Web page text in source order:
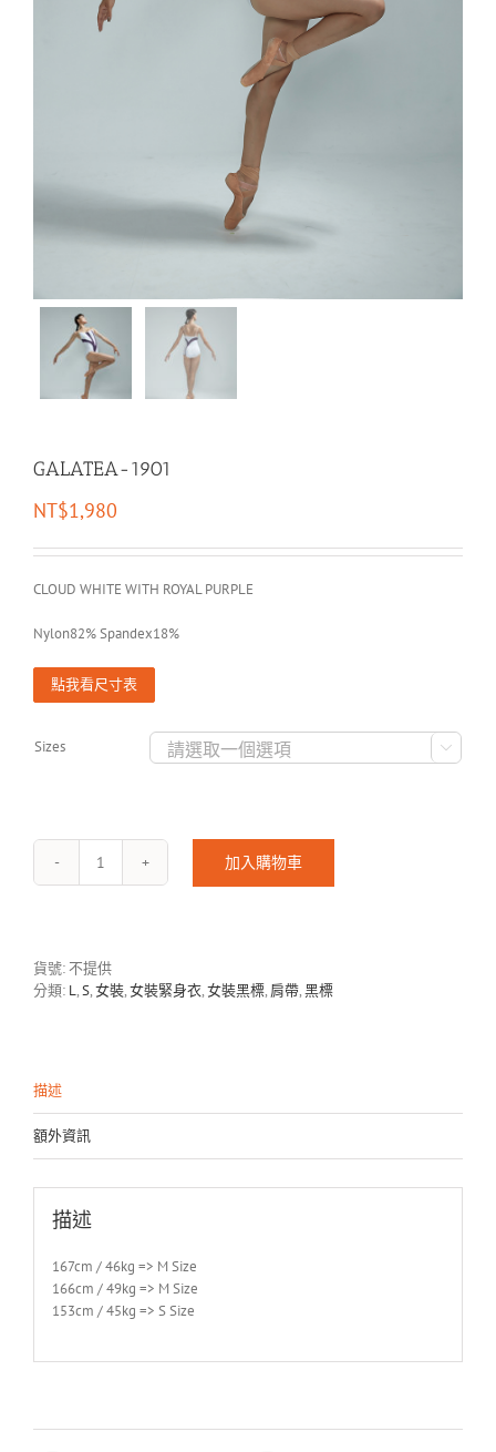
GALATEA-1901
NT$1,980
CLOUD WHITE WITH ROYAL PURPLE
Nylon82% Spandex18%
點我看尺寸表
Sizes 
GALATEA-
加入購物車
貨號:不提供
分類: L,S,女裝,女裝緊身衣,女裝黑標, 肩帶,黑標
描述
額外資訊
描述
167cm / 46kg => M Size
166cm / 49kg => M Size
153cm / 45kg => S Size